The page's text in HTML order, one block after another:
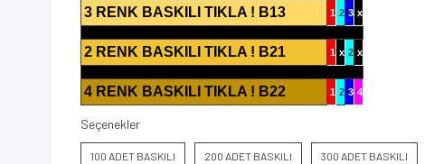
3 RENK BASKILI TIKLA ! B13 1 2 3 x
2 RENK BASKILI TIKLA ! B21 1 x 2 x
4 RENK BASKILI TIKLA ! B22 1 2 3 4
Seçenekler
100 ADET BASKILI 200 ADET BASKILI 300 ADET BASKILI